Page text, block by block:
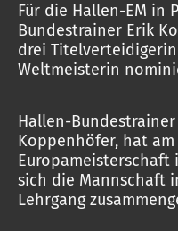
Für die Hallen-EM in
Bundestrainer Erik
drei
Weltmeisterin
Hallen-
Koppenhöfer, hat
Europameisterschaft
sich die Mannschaft
Lehrgang